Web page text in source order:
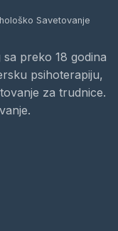
Savetovanje
preko 18 godina
psihoterapiju,
za trudnice.